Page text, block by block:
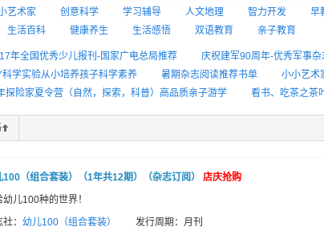
艺术家 创意科学 学习辅导 人文地理 智力开发 早
生活百科 健康养生 生活感悟 双语教育 亲子教育
年全国优秀少儿报刊-国家广电总局推荐 庆祝建军90周年-优秀军事杂
学实验从小培养孩子科学素养
暑期杂志阅读推荐书单
小小艺术
探险家夏令营（自然，探索，科普）高品质亲子游学
看书、吃茶之茶
刊推荐
100（组合套装）（1年共12期）（杂志订阅）
店庆抢购
幼儿100种的世界！
： 幼儿100（组合套装） 发行周期：月刊